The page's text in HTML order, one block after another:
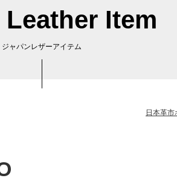
Leather Item
ジャパンレザーアイテム
日本革市